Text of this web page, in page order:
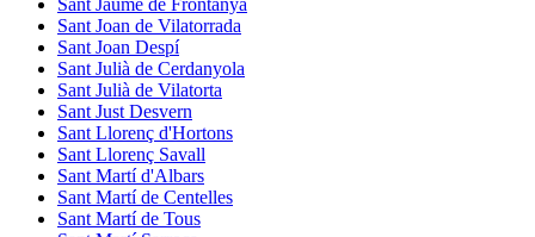
Sant Joan de Vilatorrada
Sant Joan Despí
Sant Julià de Cerdanyola
Sant Julià de Vilatorta
Sant Just Desvern
Sant Llorenç d'Hortons
Sant Llorenç Savall
Sant Martí d'Albars
Sant Martí de Centelles
Sant Martí de Tous